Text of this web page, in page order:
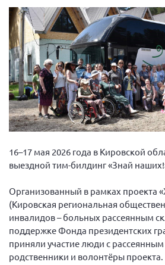
Президент Власов Я.В.
Первый вице-президент
Генеральный директор
Вице-президент Зрячева Н.В.
Вице-президент
Информационная служба
Отдел международных
Вице-президент Валюх М.В.
Вице-президент Цикорин И.В.
Вице-президент Груба Л.В.
Главный бухгалтер
Конференция ОООИБРС 2026
16–17 мая 2026 года в Кировской
выездной тим-билдинг «Знай
Организованный в рамках проекта
(Кировская региональная
инвалидов – больных рассеянным
поддержке Фонда президентских
приняли участие люди с
родственники и волонтёры проекта.